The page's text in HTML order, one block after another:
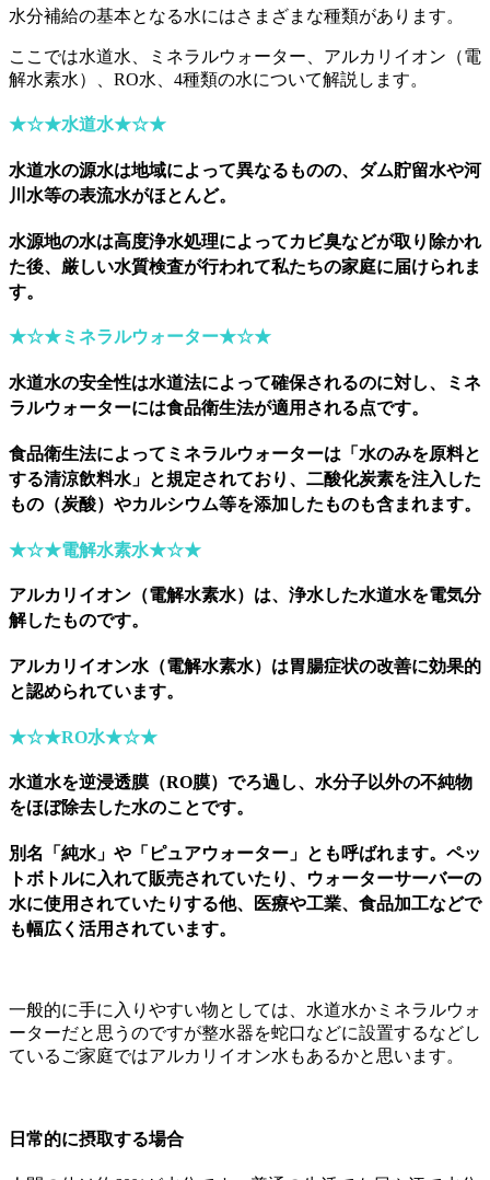
水分補給の基本となる水にはさまざまな種類があります。
ここでは水道水、ミネラルウォーター、アルカリイオン（電
解水素水）、RO水、4種類の水について解説します。
★☆★水道水★☆★
水道水の源水は地域によって異なるものの、ダム貯留水や河
川水等の表流水がほとんど。
水源地の水は高度浄水処理によってカビ臭などが取り除かれ
た後、厳しい水質検査が行われて私たちの家庭に届けられま
す。
★☆★ミネラルウォーター★☆★
水道水の安全性は水道法によって確保されるのに対し、ミネ
ラルウォーターには食品衛生法が適用される点です。
食品衛生法によってミネラルウォーターは「水のみを原料と
する清涼飲料水」と規定されており、二酸化炭素を注入した
もの（炭酸）やカルシウム等を添加したものも含まれます。
★☆★電解水素水★☆★
アルカリイオン（電解水素水）は、浄水した水道水を電気分
解したものです。
アルカリイオン水（電解水素水）は胃腸症状の改善に効果的
と認められています。
★☆★RO水★☆★
水道水を逆浸透膜（RO膜）でろ過し、水分子以外の不純物
をほぼ除去した水のことです。
別名「純水」や「ピュアウォーター」とも呼ばれます。ペッ
トボトルに入れて販売されていたり、ウォーターサーバーの
水に使用されていたりする他、医療や工業、食品加工などで
も幅広く活用されています。
一般的に手に入りやすい物としては、水道水かミネラルウォ
ーターだと思うのですが整水器を蛇口などに設置するなどし
ているご家庭ではアルカリイオン水もあるかと思います。
日常的に摂取する場合